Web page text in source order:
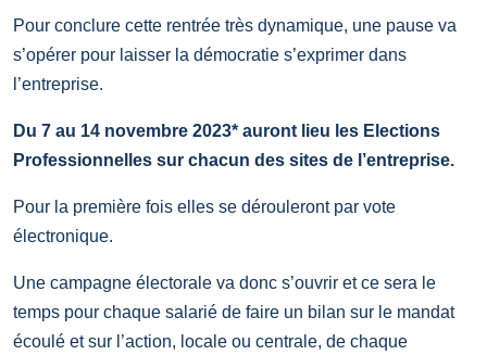
Pour conclure cette rentrée très dynamique, une pause va
s’opérer pour laisser la démocratie s’exprimer dans
l’entreprise.
Du 7 au 14 novembre 2023* auront lieu les Elections
Professionnelles sur chacun des sites de l’entreprise.
Pour la première fois elles se dérouleront par vote
électronique.
Une campagne électorale va donc s’ouvrir et ce sera le
temps pour chaque salarié de faire un bilan sur le mandat
écoulé et sur l’action, locale ou centrale, de chaque